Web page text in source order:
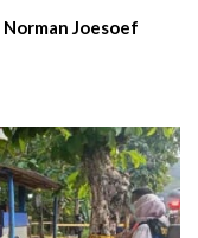
Joesoef